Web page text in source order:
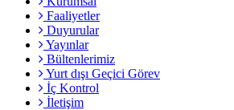
Faaliyetler
Duyurular
Yayınlar
Bültenlerimiz
Yurt dışı Geçici Görev
İç Kontrol
İletişim